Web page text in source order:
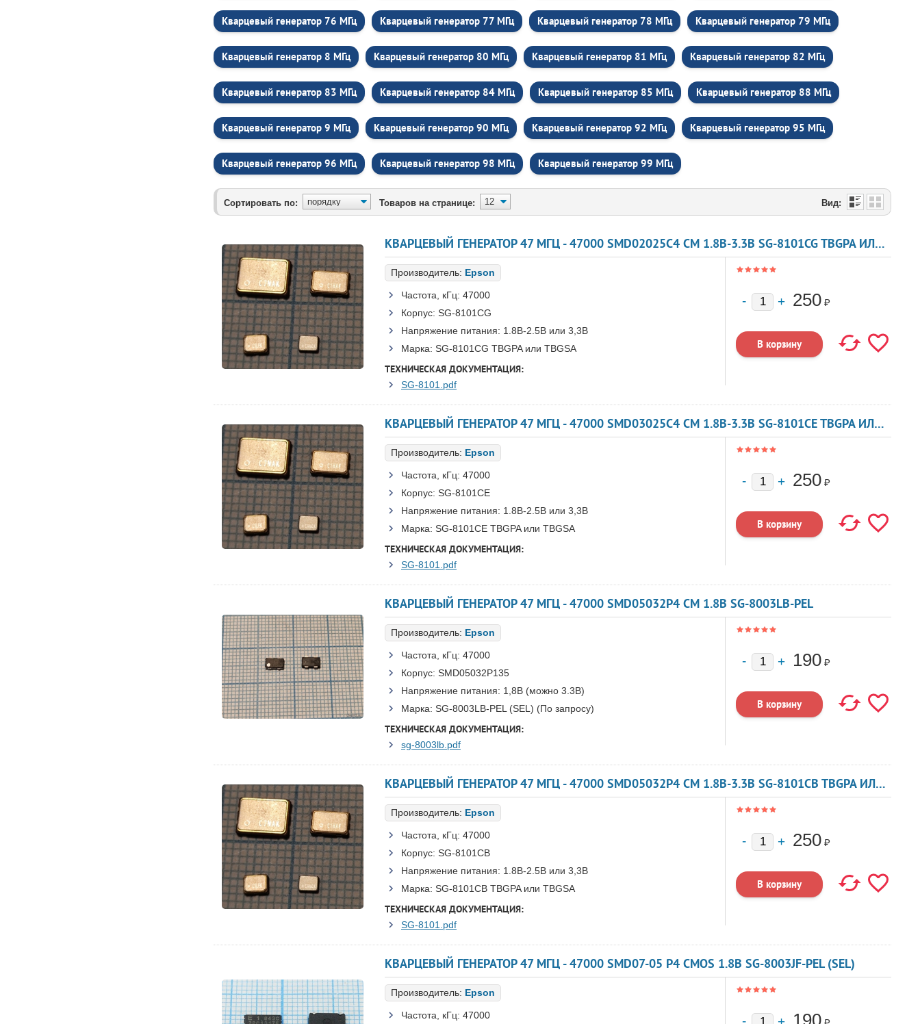
Кварцевый генератор 76 МГц Кварцевый генератор 77 МГц Кварцевый генератор 78 МГц Кварцевый генератор 79 МГц
Кварцевый генератор 8 МГц Кварцевый генератор 80 МГц Кварцевый генератор 81 МГц Кварцевый генератор 82 МГц
Кварцевый генератор 83 МГц Кварцевый генератор 84 МГц Кварцевый генератор 85 МГц Кварцевый генератор 88 МГц
Кварцевый генератор 9 МГц Кварцевый генератор 90 МГц Кварцевый генератор 92 МГц Кварцевый генератор 95 МГц
Кварцевый генератор 96 МГц Кварцевый генератор 98 МГц Кварцевый генератор 99 МГц
Сортировать по: Товаров на странице: Вид:
КВАРЦЕВЫЙ ГЕНЕРАТОР 47 МГЦ - 47000 SMD02025C4 CM 1.8В-3.3В SG-8101CG TBGPA ИЛИ TBGSA
Производитель: Epson
Частота, кГц: 47000
Корпус: SG-8101CG
Напряжение питания: 1.8В-2.5B или 3,3B
Марка: SG-8101CG TBGPA или TBGSA
ТЕХНИЧЕСКАЯ ДОКУМЕНТАЦИЯ:
SG-8101.pdf
250 ₽
КВАРЦЕВЫЙ ГЕНЕРАТОР 47 МГЦ - 47000 SMD03025C4 CM 1.8В-3.3В SG-8101CE TBGPA ИЛИ TBGSA
Производитель: Epson
Частота, кГц: 47000
Корпус: SG-8101CE
Напряжение питания: 1.8В-2.5B или 3,3B
Марка: SG-8101CE TBGPA или TBGSA
ТЕХНИЧЕСКАЯ ДОКУМЕНТАЦИЯ:
SG-8101.pdf
250 ₽
КВАРЦЕВЫЙ ГЕНЕРАТОР 47 МГЦ - 47000 SMD05032P4 CM 1.8В SG-8003LB-PEL
Производитель: Epson
Частота, кГц: 47000
Корпус: SMD05032P135
Напряжение питания: 1,8В (можно 3.3В)
Марка: SG-8003LB-PEL (SEL) (По запросу)
ТЕХНИЧЕСКАЯ ДОКУМЕНТАЦИЯ:
sg-8003lb.pdf
190 ₽
КВАРЦЕВЫЙ ГЕНЕРАТОР 47 МГЦ - 47000 SMD05032P4 CM 1.8В-3.3В SG-8101CB TBGPA ИЛИ TBGSA
Производитель: Epson
Частота, кГц: 47000
Корпус: SG-8101CB
Напряжение питания: 1.8В-2.5B или 3,3B
Марка: SG-8101CB TBGPA или TBGSA
ТЕХНИЧЕСКАЯ ДОКУМЕНТАЦИЯ:
SG-8101.pdf
250 ₽
КВАРЦЕВЫЙ ГЕНЕРАТОР 47 МГЦ - 47000 SMD07-05 P4 CMOS 1.8В SG-8003JF-PEL (SEL)
Производитель: Epson
Частота, кГц: 47000 190